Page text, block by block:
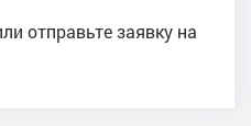
отправьте заявку на